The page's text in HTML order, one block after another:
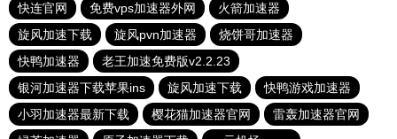
快连官网
免费vps加速器外网
火箭加速器
旋风加速下载
旋风pvn加速器
烧饼哥加速器
快鸭加速器
老王加速免费版v2.2.23
银河加速器下载苹果ins
旋风加速下载
快鸭游戏加速器
小羽加速器最新下载
樱花猫加速器官网
雷轰加速器官网